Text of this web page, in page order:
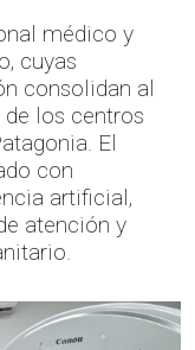
médico y
cuyas
consolidan al
los centros
El
con
artificial,
atención y